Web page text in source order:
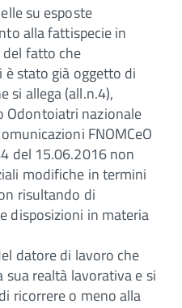
su esposte
alla fattispecie in
del fatto che
è stato già oggetto di
si allega (all.n.4),
Odontoiatri nazionale
FNOMCeO
del 15.06.2016 non
modifiche in termini
risultando di
disposizioni in materia
datore di lavoro che
realtà lavorativa e si
ricorrere o meno alla